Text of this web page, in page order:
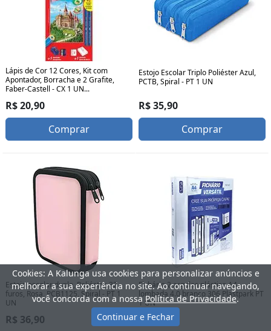
Lápis de Cor 12 Cores, Kit com
Apontador, Borracha e 2 Grafite,
Faber-Castell - CX 1 UN...
R$ 20,90
Comprar
Estojo Escolar Triplo Poliéster Azul,
PCTB, Spiral - PT 1 UN
R$ 35,90
Comprar
Estojo escolar duplo, Poliéster, 32
furos, Rosa, PCB1125, Spiral - PT 1
UN
R$ 36,90
Fichário 2 argolas plástico A4
lombada 4.0 branco 306 Plastpark PT
1 UN
R$ 38,30
Cookies: A Kalunga usa cookies para personalizar anúncios e
melhorar a sua experiência no site. Ao continuar navegando,
você concorda com a nossaPolítica de Privacidade.
Continuar e Fechar